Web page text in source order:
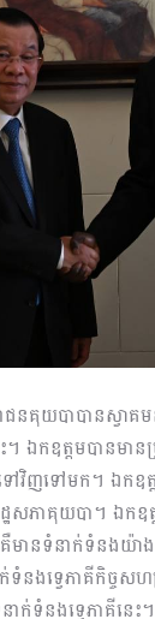
គុយបាបានស្វាគ
ឯកឧត្តមបានមា
ៅវិញទៅមក។ ឯកឧ
សភាគុយបា។ ឯកឧ
មានទំនាក់ទំនងយ៉ា
ងទ្វេភាគីកិច្ចស
នាក់ទំនងទ្វេភាគី